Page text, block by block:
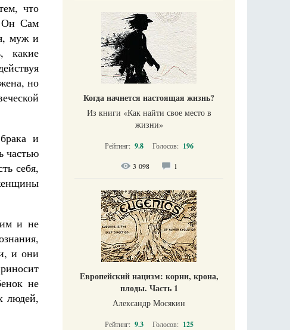
что
Он Сам
муж и
какие
но
и
частью
себя,
и не
и они
не
людей,
Когда начнется настоящая жизнь?
Из книги «Как найти свое место в
жизни​»
Рейтинг: 9.8 Голосов: 196
3 098 1
Европейский нацизм: корни, крона,
плоды. Часть 1
Александр Мосякин
Рейтинг: 9.3 Голосов: 125